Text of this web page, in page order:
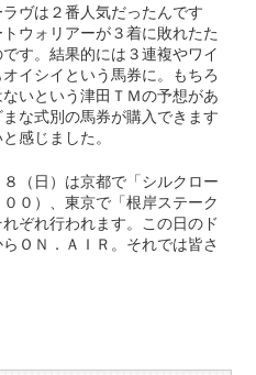
ヴは２番人気だったんです
ウォリアーが３着に敗れたた
す。結果的には３連複やワイ
イシイという馬券に。もちろ
いという津田ＴＭの予想があ
な式別の馬券が購入できます
感じました。
（日）は京都で「シルクロー
０）、東京で「根岸ステーク
ぞれ行われます。この日のド
ＯＮ．ＡＩＲ。それでは皆さ